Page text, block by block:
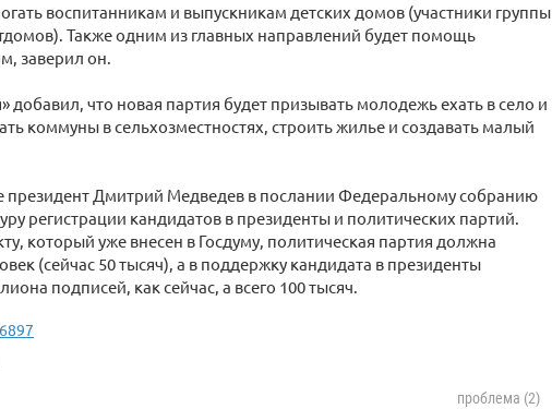
воспитанникам и выпускникам детских домов (участники группы
Также одним из главных направлений будет помощь
заверил он.
добавил, что новая партия будет призывать молодежь ехать в село и
коммуны в сельхозместностях, строить жилье и создавать малый
президент Дмитрий Медведев в послании Федеральному собранию
регистрации кандидатов в президенты и политических партий.
который уже внесен в Госдуму, политическая партия должна
(сейчас 50 тысяч), а в поддержку кандидата в президенты
подписей, как сейчас, а всего 100 тысяч.
проблема (2)